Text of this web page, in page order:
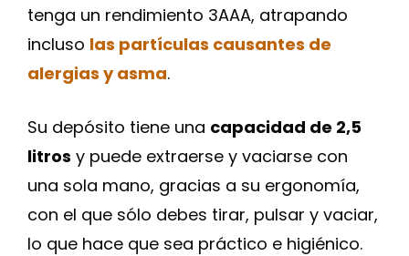
tenga un rendimiento 3AAA, atrapando
incluso las partículas causantes de
alergias y asma.
Su depósito tiene una capacidad de 2,5
litros y puede extraerse y vaciarse con
una sola mano, gracias a su ergonomía,
con el que sólo debes tirar, pulsar y vaciar,
lo que hace que sea práctico e higiénico.